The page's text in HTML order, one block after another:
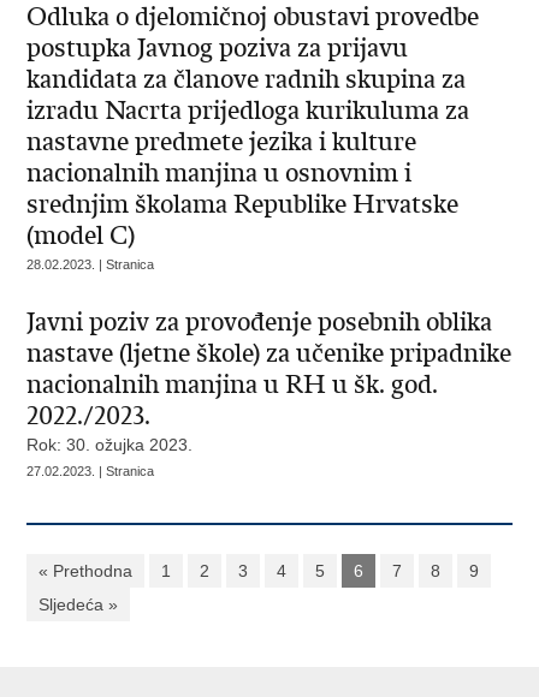
Odluka o djelomičnoj obustavi provedbe
postupka Javnog poziva za prijavu
kandidata za članove radnih skupina za
izradu Nacrta prijedloga kurikuluma za
nastavne predmete jezika i kulture
nacionalnih manjina u osnovnim i
srednjim školama Republike Hrvatske
(model C)
28.02.2023. | Stranica
Javni poziv za provođenje posebnih oblika
nastave (ljetne škole) za učenike pripadnike
nacionalnih manjina u RH u šk. god.
2022./2023.
Rok: 30. ožujka 2023.
27.02.2023. | Stranica
« Prethodna 1 2 3 4 5 6 7 8
9
Sljedeća »